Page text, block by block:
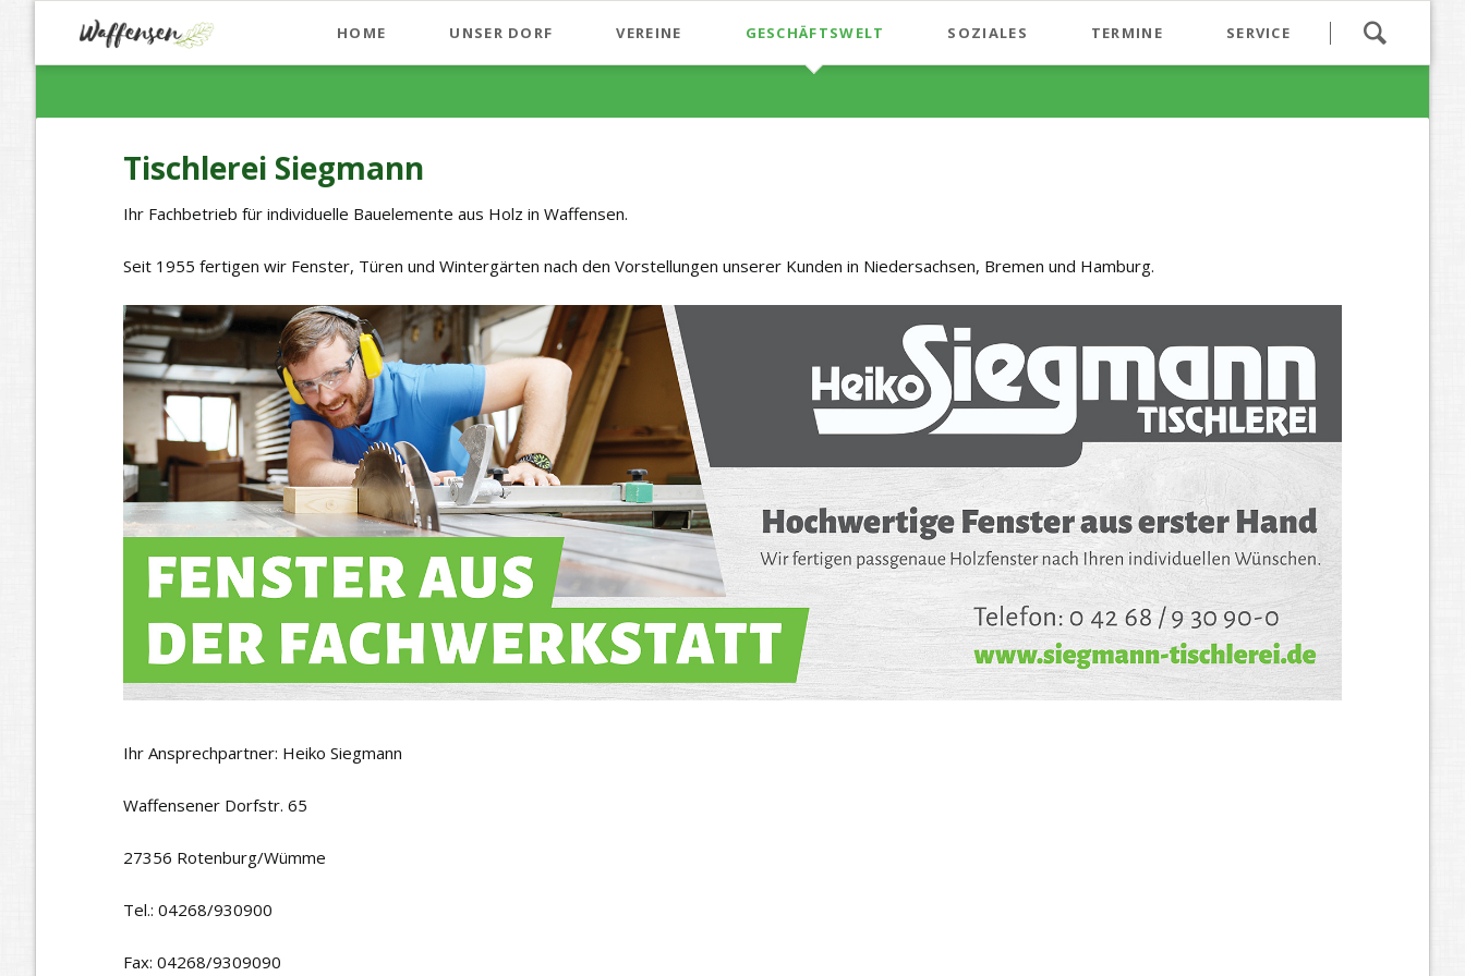
überspringen
HOME UNSER DORF VEREINE GESCHÄFTSWELT
ConferenceCenter und Hotel Taranga
Pegasus am Lerchenkrug
SOZIALES TERMINE SERVICE
Tischlerei Siegmann
Ihr Fachbetrieb für individuelle Bauelemente aus Holz in Waffensen.
Seit 1955 fertigen wir Fenster, Türen und Wintergärten nach den Vorstellungen unserer Kunden in Niedersachsen, Bremen und Hamburg.
Ihr Ansprechpartner: Heiko Siegmann
Waffensener Dorfstr. 65
27356 Rotenburg/Wümme
Tel.: 04268/930900
Fax: 04268/9309090